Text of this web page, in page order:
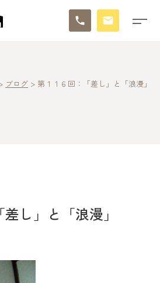
屋
ブログ > 第１１６回：「差し」と「浪漫」
し」と「浪漫」